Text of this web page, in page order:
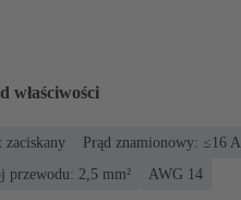
właściwości
zaciskany Prąd znamionowy: ≤16 A
przewodu: 2,5 mm²
AWG 14